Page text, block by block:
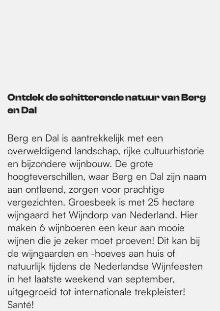
Ontdek de schitterende natuur van Berg
en Dal
Berg en Dal is aantrekkelijk met een
overweldigend landschap, rijke cultuurhistorie
en bijzondere wijnbouw. De grote
hoogteverschillen, waar Berg en Dal zijn naam
aan ontleend, zorgen voor prachtige
vergezichten. Groesbeek is met 25 hectare
wijngaard het Wijndorp van Nederland. Hier
maken 6 wijnboeren een keur aan mooie
wijnen die je zeker moet proeven! Dit kan bij
de wijngaarden en -hoeves aan huis of
natuurlijk tijdens de Nederlandse Wijnfeesten
in het laatste weekend van september,
uitgegroeid tot internationale trekpleister!
Santé!